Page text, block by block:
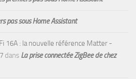
pas sous Home Assistant
16A : la nouvelle référence Matter -
dans La prise connectée ZigBee de chez